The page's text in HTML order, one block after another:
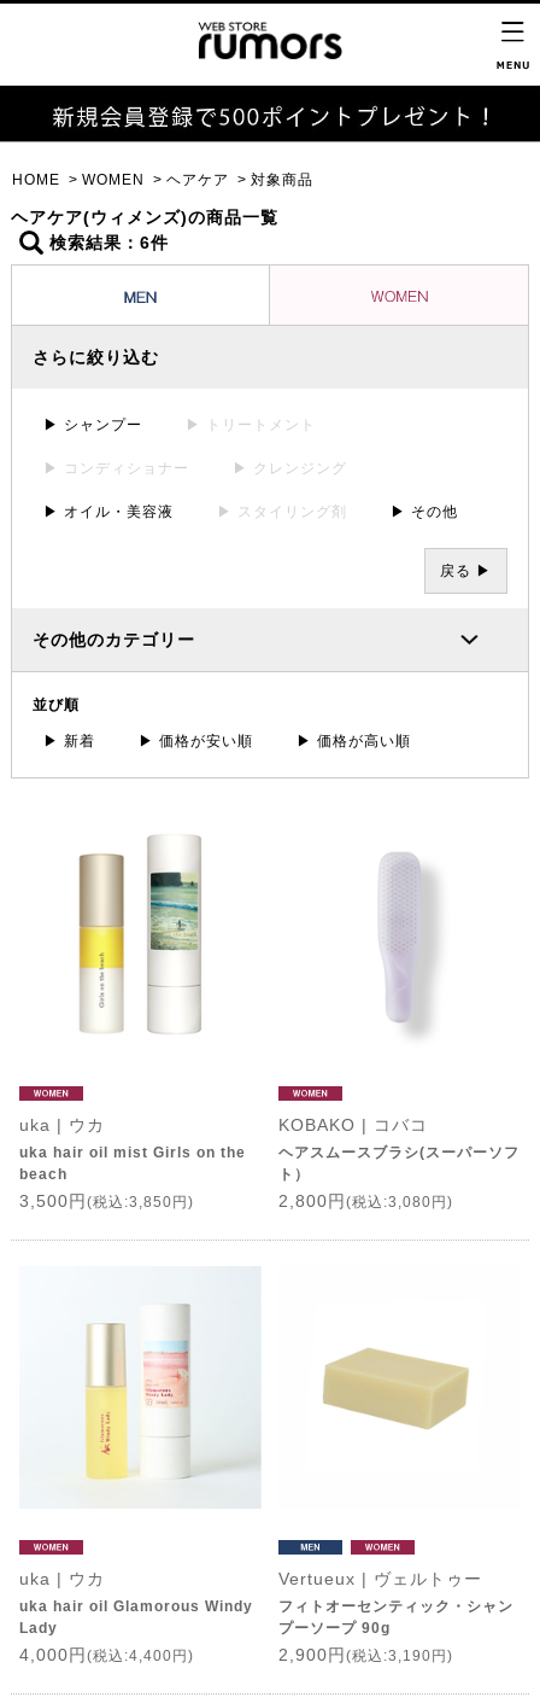
HOME WOMEN ヘアケア 対象商品
ヘアケア(ウィメンズ)の商品一覧
検索結果：6件
さらに絞り込む
▶ シャンプー ▶ トリートメント
▶ コンディショナー ▶ クレンジング
▶ オイル・美容液 ▶ スタイリング剤 ▶ その他
戻る ▶
その他のカテゴリー
並び順
▶ 新着 ▶ 価格が安い順 ▶ 価格が高い順
uka | ウカ
uka hair oil mist Girls on the
beach
3,500円 (税込:3,850円)
KOBAKO | コバコ
ヘアスムースブラシ(スーパーソフ
ト）
2,800円 (税込:3,080円)
uka | ウカ
uka hair oil Glamorous Windy
Lady
4,000円 (税込:4,400円)
Vertueux | ヴェルトゥー
フィトオーセンティック・シャン
プーソープ 90g
2,900円 (税込:3,190円)